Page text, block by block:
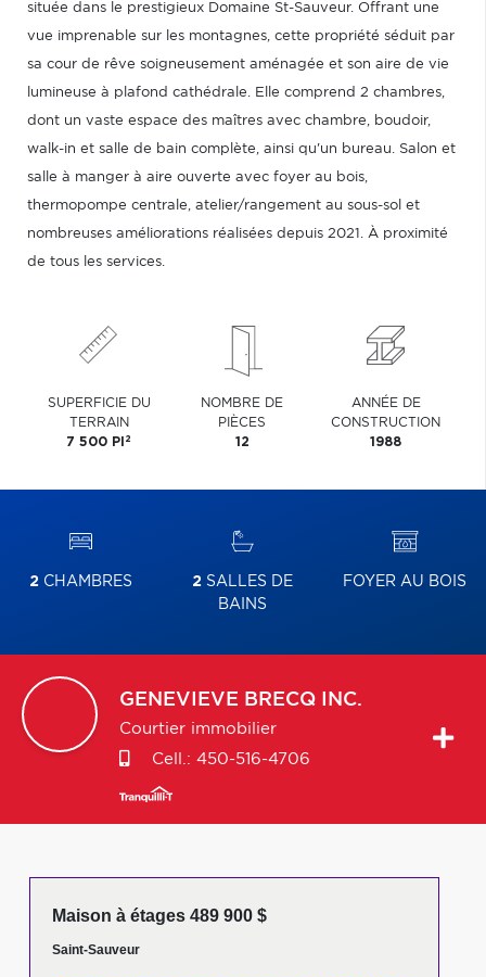
située dans le prestigieux Domaine St-Sauveur. Offrant une
vue imprenable sur les montagnes, cette propriété séduit par
sa cour de rêve soigneusement aménagée et son aire de vie
lumineuse à plafond cathédrale. Elle comprend 2 chambres,
dont un vaste espace des maîtres avec chambre, boudoir,
walk-in et salle de bain complète, ainsi qu'un bureau. Salon et
salle à manger à aire ouverte avec foyer au bois,
thermopompe centrale, atelier/rangement au sous-sol et
nombreuses améliorations réalisées depuis 2021. À proximité
de tous les services.
SUPERFICIE DU
TERRAIN
7 500 PI 2
NOMBRE DE
PIÈCES
12
ANNÉE DE
CONSTRUCTION
1988
2 CHAMBRES 2 SALLES DE
BAINS
FOYER AU BOIS
GENEVIEVE BRECQ INC.
Courtier immobilier
Cell.: 450-516-4706
Maison à étages 489 900 $
Saint-Sauveur